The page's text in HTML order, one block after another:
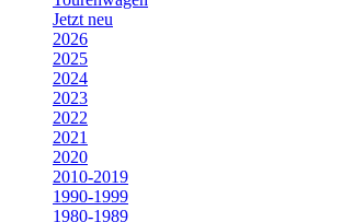
Jetzt neu
2026
2025
2024
2023
2022
2021
2020
2010-2019
1990-1999
1980-1989